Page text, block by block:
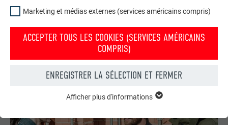
crues – avec les produits PREFA en aluminium, votre maison
est non seulement jolie, mais aussi bien protégée !
COMMANDER GRATUITEMENT
Marketing et médias externes (services américains compris)
ACCEPTER TOUS LES COOKIES (SERVICES AMÉRICAINS
COMPRIS)
ENREGISTRER LA SÉLECTION ET FERMER
fonctions de base du site Internet. Ils garantissent que le site
Afficher plus d'informations